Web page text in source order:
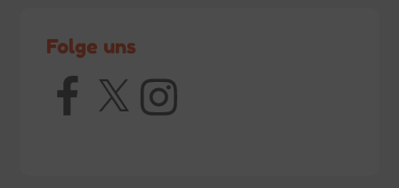
Folge uns
Facebook
X Instagram